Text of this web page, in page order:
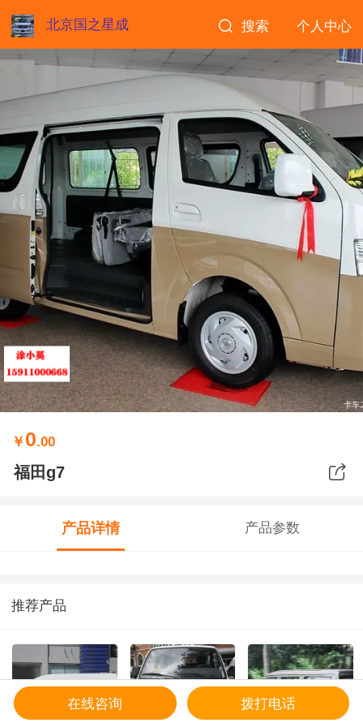
北京国之星成 搜索 个人中心
￥ 0.00
福田g7
产品详情 产品参数
推荐产品
首页 客服
预约
在线咨询 拨打电话